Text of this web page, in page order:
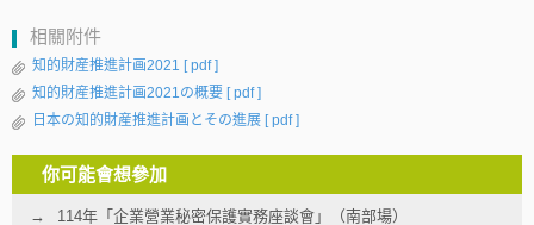
相關附件
知的財産推進計画2021 [ pdf ]
知的財産推進計画2021の概要 [ pdf ]
日本の知的財産推進計画とその進展 [ pdf ]
你可能會想參加
114年「企業營業秘密保護實務座談會」（南部場）